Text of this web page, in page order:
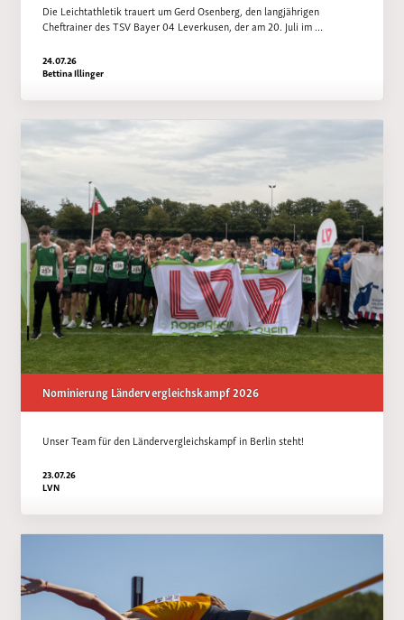
Die Leichtathletik trauert um Gerd Osenberg, den langjährigen
Cheftrainer des TSV Bayer 04 Leverkusen, der am 20. Juli im …
24.07.26
Bettina Illinger
Nominierung Ländervergleichskampf 2026
Unser Team für den Ländervergleichskampf in Berlin steht!
23.07.26
LVN